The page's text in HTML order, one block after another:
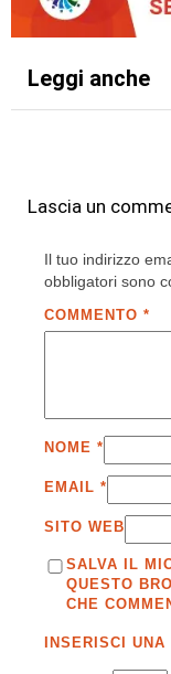
Leggi anche
Lascia un
Il tuo indirizzo
obbligatori sono
COMMENTO *
NOME *
EMAIL *
SITO WEB
SALVA IL
QUESTO
CHE
INSERISCI